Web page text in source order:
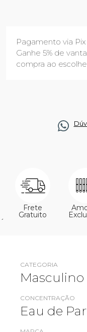
Pagamento via Pix
Ganhe 5% de
compra ao
Frete
Gratuito
´
CATEGORIA
Masculino
CONCENTRAÇÃO
Eau de